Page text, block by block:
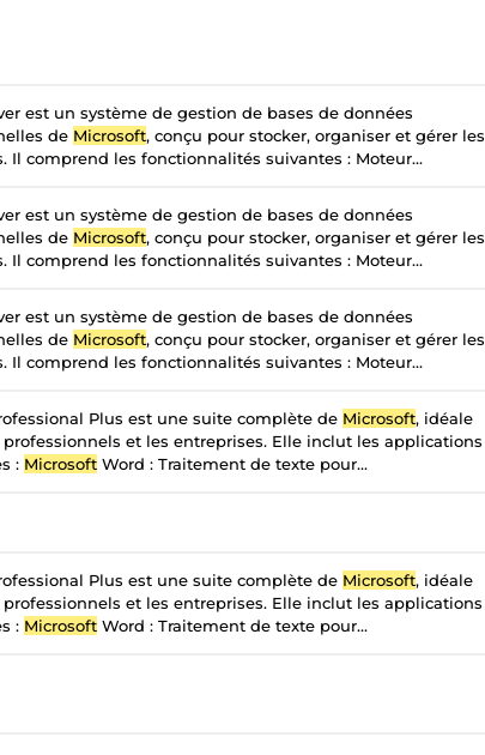
est un système de gestion de bases de données
de Microsoft, conçu pour stocker, organiser et gérer les
Il comprend les fonctionnalités suivantes : Moteur...
est un système de gestion de bases de données
de Microsoft, conçu pour stocker, organiser et gérer les
Il comprend les fonctionnalités suivantes : Moteur...
est un système de gestion de bases de données
de Microsoft, conçu pour stocker, organiser et gérer les
Il comprend les fonctionnalités suivantes : Moteur...
Plus est une suite complète de Microsoft, idéale
professionnels et les entreprises. Elle inclut les applications
: Microsoft Word : Traitement de texte pour...
Plus est une suite complète de Microsoft, idéale
professionnels et les entreprises. Elle inclut les applications
: Microsoft Word : Traitement de texte pour...